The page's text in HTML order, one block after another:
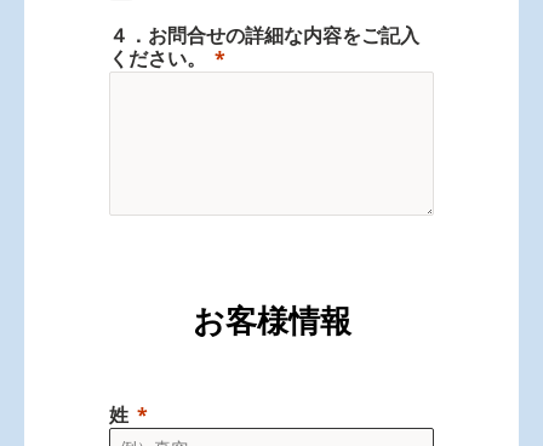
４．お問合せの詳細な内容をご記入
ください。
お客様情報
姓